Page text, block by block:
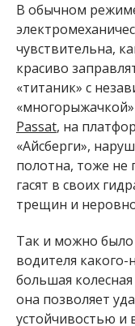
В обычном
чувствительна,
красиво
«титаник» с
Passat, на
«Айсберги»,
полотна, тоже не
гасят в своих
трещин и
Так и можно
водителя какого-
большая
она позволяет
устойчивостью и